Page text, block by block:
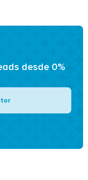
desde 0%